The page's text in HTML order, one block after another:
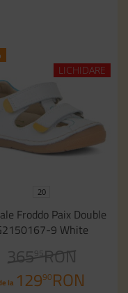
LICHIDARE
20
Froddo Paix Double
9 White
365 95RON
la 12990RON